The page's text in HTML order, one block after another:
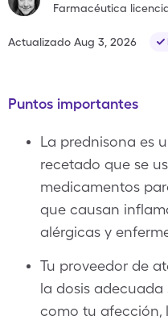
Farmacéutica
Actualizado Aug 3, 2026
Puntos importantes
La prednisona es
recetado que se
medicamentos
que causan
alérgicas y
Tu proveedor de
la dosis adecuada
como tu afección,